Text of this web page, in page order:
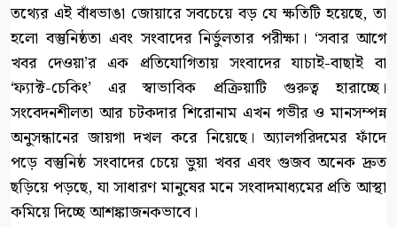
তথ্যের এই বাঁধভাঙা জোয়ারে সবচেয়ে বড় যে ক্ষতিটি হয়েছে, তা
হলো বস্তুনিষ্ঠতা এবং সংবাদের নির্ভুলতার পরীক্ষা। ‘সবার আগে
খবর দেওয়া’র এক প্রতিযোগিতায় সংবাদের যাচাই-বাছাই বা
‘ফ্যাক্ট-চেকিং’ এর স্বাভাবিক প্রক্রিয়াটি গুরুত্ব হারাচ্ছে।
সংবেদনশীলতা আর চটকদার শিরোনাম এখন গভীর ও মানসম্পন্ন
অনুসন্ধানের জায়গা দখল করে নিয়েছে। অ্যালগরিদমের ফাঁদে
পড়ে বস্তুনিষ্ঠ সংবাদের চেয়ে ভুয়া খবর এবং গুজব অনেক দ্রুত
ছড়িয়ে পড়ছে, যা সাধারণ মানুষের মনে সংবাদমাধ্যমের প্রতি আস্থা
কমিয়ে দিচ্ছে আশঙ্কাজনকভাবে।